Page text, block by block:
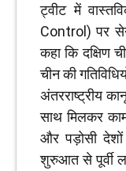
ट्वीट में
Control) पर
कहा कि दक्षिण
चीन की
अंतरराष्ट्रीय
साथ मिलकर
और पड़ोसी
शुरुआत से पूर्वी